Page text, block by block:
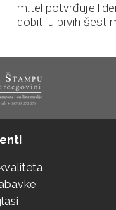
m:tel potvrđuje
dobiti u prvih šest